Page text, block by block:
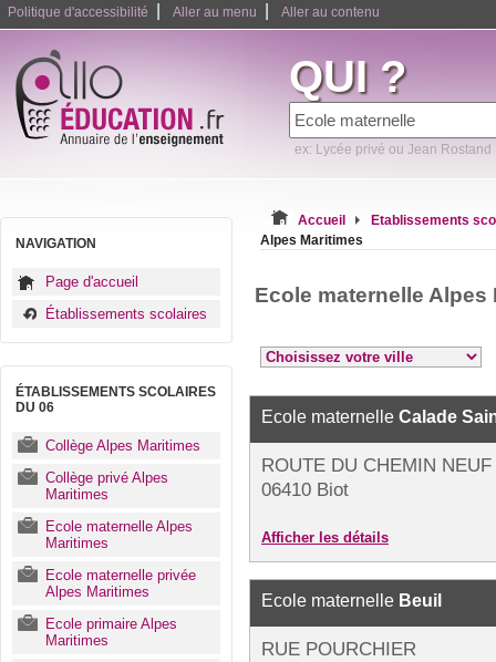
Politique d'accessibilité Aller au menu Aller au contenu
QUI ?
ex: Lycée privé ou Jean Rostand
NAVIGATION
Page d'accueil
Établissements scolaires
ÉTABLISSEMENTS SCOLAIRES
DU 06
Collège Alpes Maritimes
Collège privé Alpes
Maritimes
Ecole maternelle Alpes
Maritimes
Ecole maternelle privée
Alpes Maritimes
Ecole primaire Alpes
Maritimes
Accueil
Etablissements
Alpes Maritimes
Ecole maternelle Alpes
Ecole maternelle Calade
ROUTE DU CHEMIN NEUF
06410 Biot
Afficher les détails
Ecole maternelle Beuil
RUE POURCHIER